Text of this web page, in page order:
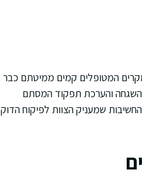
המטופלים קמים ממיטתם כבר
השגחה והערכת תפקוד המסתם
שמעניק הצוות לפיקוח הדוק